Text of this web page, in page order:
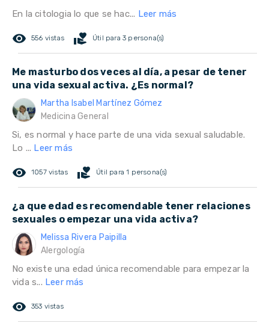
En la citologia lo que se hac... Leer más
remove_red_eye 556 vistas volunteer_activism Útil para 3 persona(s)
Me masturbo dos veces al día, a pesar de tener
una vida sexual activa. ¿Es normal?
Martha Isabel Martínez Gómez
Medicina General
Si, es normal y hace parte de una vida sexual saludable.
Lo ... Leer más
remove_red_eye 1057 vistas volunteer_activism Útil para 1 persona(s)
¿a que edad es recomendable tener relaciones
sexuales o empezar una vida activa?
Melissa Rivera Paipilla
Alergología
No existe una edad única recomendable para empezar la
vida s... Leer más
remove_red_eye 353 vistas